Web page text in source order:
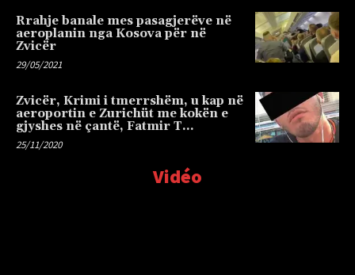
Rrahje banale mes pasagjerëve në
aeroplanin nga Kosova për në
Zvicër
29/05/2021
Zvicër, Krimi i tmerrshëm, u kap në
aeroportin e Zurichüt me kokën e
gjyshes në çantë, Fatmir T…
25/11/2020
Vidéo